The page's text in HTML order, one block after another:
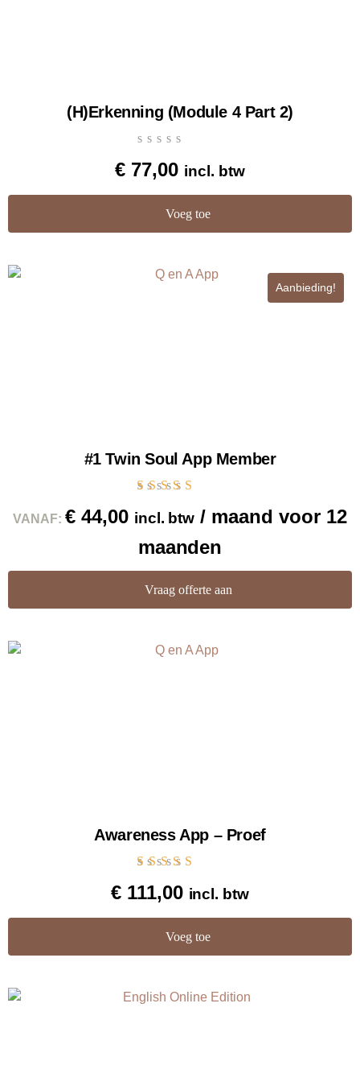
(H)Erkenning (Module 4 Part 2)
€ 77,00 incl. btw
Voeg toe
Aanbieding!
#1 Twin Soul App Member
5.00
VANAF: €44,00 incl. btw / maand voor 12
maanden
Vraag offerte aan
Awareness App – Proef
5.00
uit 5
€111,00 incl. btw
Voeg toe